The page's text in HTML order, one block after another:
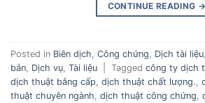
CONTINUE READING →
Posted in Biên dịch Công chứng Dịch tài liệu
bản Dịch vụ Tài liệu Tagged công ty dịch
dịch thuật bằng cấp dịch thuật chất lượng.
thuật chuyên ngành dịch thuật công chứng